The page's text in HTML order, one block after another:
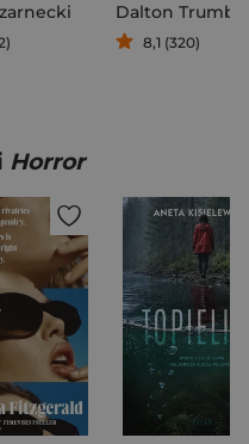
Dalton Trumbo
8,1 (320)
Horror